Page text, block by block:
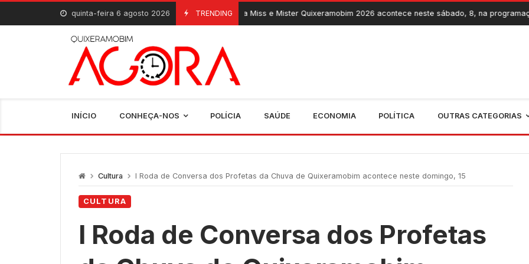
Skip
content
quinta-feira 6 agosto 2026 TRENDING
6 De Agosto, 2026 Escolha da Miss e Mister Quixeramobim 2026 acontece neste sábado, 8, na programação dos 237 anos do
INÍCIO CONHEÇA-NOS POLÍCIA SAÚDE ECONOMIA POLÍTICA OUTRAS CATEGORIAS
Cultura I Roda de Conversa dos Profetas da Chuva de Quixeramobim acontece neste domingo, 15
CULTURA
I Roda de Conversa dos Profetas